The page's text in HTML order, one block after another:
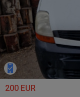
200 EUR